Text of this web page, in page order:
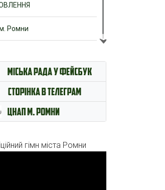
Ромни
гімн міста Ромни